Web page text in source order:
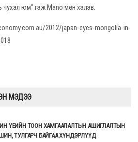
чухал юм” гэж Mano мөн хэлэв.
2012/japan-eyes-mongolia-in-
МЭДЭЭ
ҮЕИЙН ТООН ХАМГААЛАЛТЫН АШИГЛАЛТЫН
ТУЛГАРЧ БАЙГАА ХҮНДЭРЛҮҮД